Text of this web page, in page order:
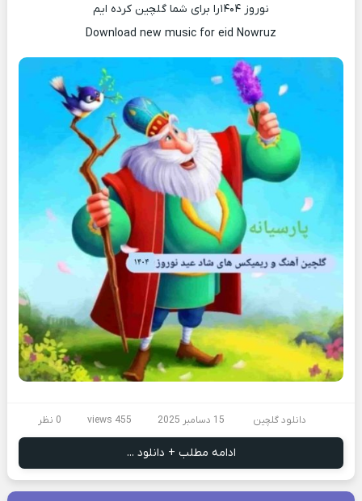
نوروز ۱۴۰۴را برای شما گلچین کرده ایم
Download new music for eid Nowruz
دانلود گلچین 15 دسامبر 2025 455 views 0 نظر
ادامه مطلب + دانلود ...